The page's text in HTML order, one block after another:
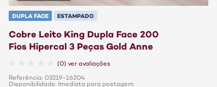
DUPLA FACE ESTAMPADO
Cobre Leito King Dupla Face 200
Fios Hipercal 3 Peças Gold Anne
(0) ver avaliações
Referência: 03219-16204
Disponibilidade: Imediata para postagem